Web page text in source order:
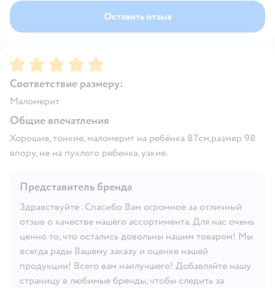
Оставить отзыв
Рейтинг:5
Соответствие размеру:
Маломерит
Общие впечатления
Хорошие, тонкие, маломерит на ребёнка 87см,размер 98
впору, не на пухлого ребенка, узкие.
Представитель бренда
Здравствуйте . Спасибо Вам огромное за отличный
отзыв о качестве нашего ассортимента. Для нас очень
ценно то, что остались довольны нашим товаром! Мы
всегда рады Вашему заказу и оценке нашей
продукции! Всего вам наилучшего! Добавляйте нашу
страницу в любимые бренды, чтобы следить за